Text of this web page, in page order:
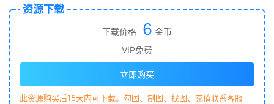
资源下载
下载价格 6 金币
VIP免费
立即购买
此资源购买后15天内可下载。勾图、制图、找图、充值联系客服